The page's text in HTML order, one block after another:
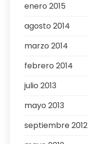
enero 2015
agosto 2014
marzo 2014
febrero 2014
julio 2013
mayo 2013
septiembre 2012